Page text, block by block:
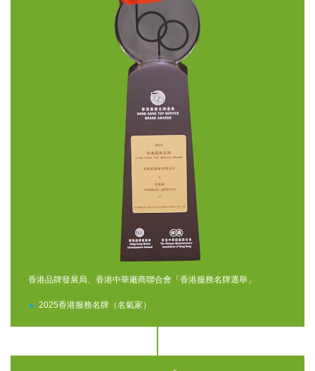
香港品牌發展局、香港中華廠商聯合會「香港服務名牌選舉」
2025香港服務名牌（名氣家）